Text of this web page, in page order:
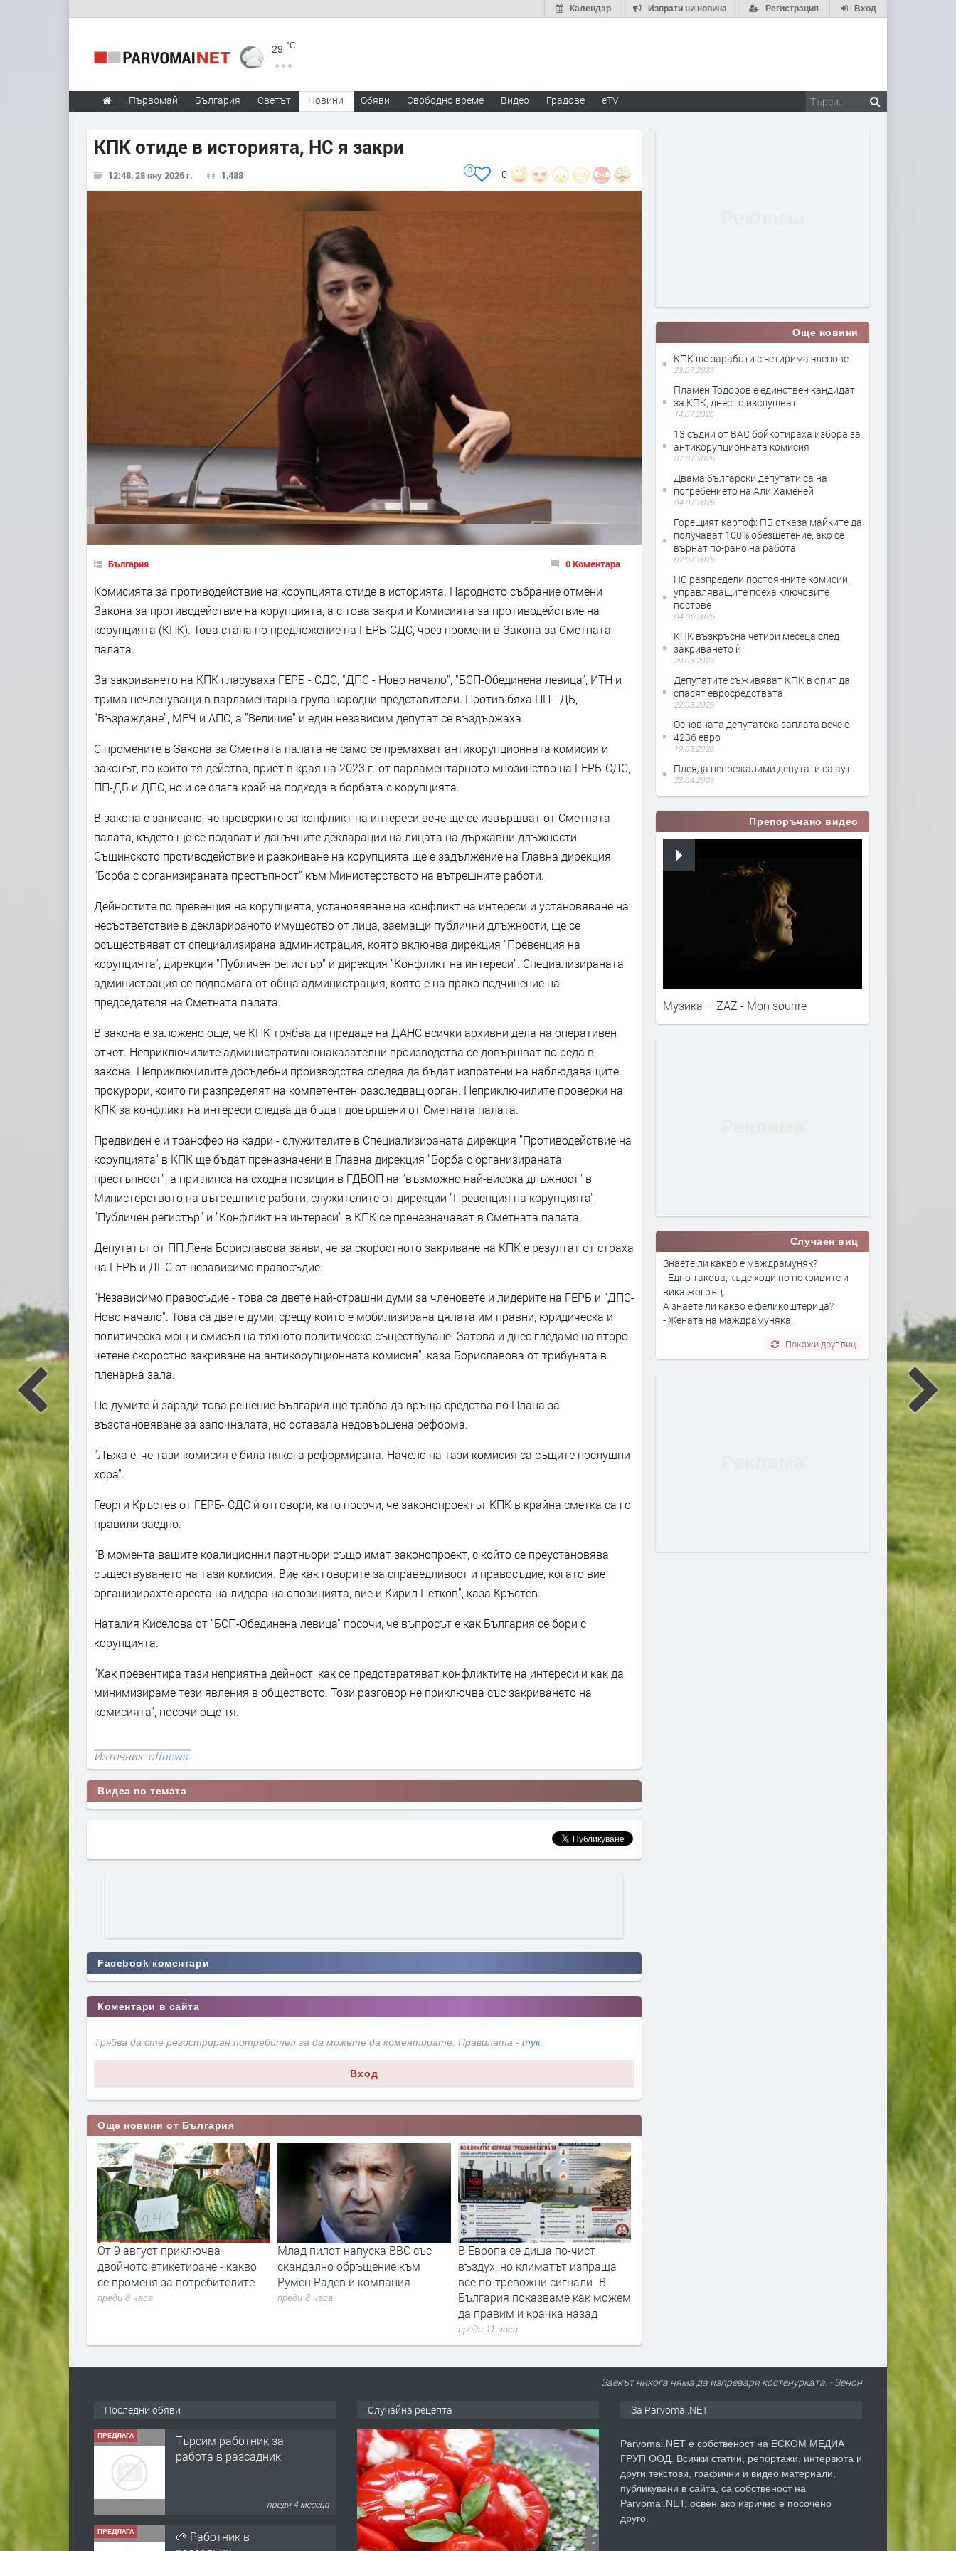
Вход
Регистрация
Изпрати ни новина
Календар
29 °C
Първомай България Светът Новини Обяви Свободно време Видео Градове eTV
КПК отиде в историята, НС я закри
12:48, 28 яну 2026 г. 1,488 0
0
България 0 Коментара
Комисията за противодействие на корупцията отиде в историята. Народното събрание отмени
Закона за противодействие на корупцията, а с това закри и Комисията за противодействие на
корупцията (КПК). Това стана по предложение на ГЕРБ-СДС, чрез промени в Закона за Сметната
палата.
За закриването на КПК гласуваха ГЕРБ - СДС, "ДПС - Ново начало", "БСП-Обединена левица", ИТН и
трима нечленуващи в парламентарна група народни представители. Против бяха ПП - ДБ,
"Възраждане", МЕЧ и АПС, а "Величие" и един независим депутат се въздържаха.
С промените в Закона за Сметната палата не само се премахват антикорупционната комисия и
законът, по който тя действа, приет в края на 2023 г. от парламентарното мнозинство на ГЕРБ-СДС,
ПП-ДБ и ДПС, но и се слага край на подхода в борбата с корупцията.
В закона е записано, че проверките за конфликт на интереси вече ще се извършват от Сметната
палата, където ще се подават и данъчните декларации на лицата на държавни длъжности.
Същинското противодействие и разкриване на корупцията ще е задължение на Главна дирекция
"Борба с организираната престъпност" към Министерството на вътрешните работи.
Дейностите по превенция на корупцията, установяване на конфликт на интереси и установяване на
несъответствие в декларираното имущество от лица, заемащи публични длъжности, ще се
осъществяват от специализирана администрация, която включва дирекция "Превенция на
корупцията", дирекция "Публичен регистър" и дирекция "Конфликт на интереси". Специализираната
администрация се подпомага от обща администрация, която е на пряко подчинение на
председателя на Сметната палата.
В закона е заложено още, че КПК трябва да предаде на ДАНС всички архивни дела на оперативен
отчет. Неприключилите административнонаказателни производства се довършват по реда в
закона. Неприключилите досъдебни производства следва да бъдат изпратени на наблюдаващите
прокурори, които ги разпределят на компетентен разследващ орган. Неприключилите проверки на
КПК за конфликт на интереси следва да бъдат довършени от Сметната палата.
Предвиден е и трансфер на кадри - служителите в Специализираната дирекция "Противодействие на
корупцията" в КПК ще бъдат преназначени в Главна дирекция "Борба с организираната
престъпност", а при липса на сходна позиция в ГДБОП на "възможно най-висока длъжност" в
Министерството на вътрешните работи; служителите от дирекции "Превенция на корупцията",
"Публичен регистър" и "Конфликт на интереси" в КПК се преназначават в Сметната палата.
Депутатът от ПП Лена Бориславова заяви, че за скоростното закриване на КПК е резултат от страха
на ГЕРБ и ДПС от независимо правосъдие.
"Независимо правосъдие - това са двете най-страшни думи за членовете и лидерите на ГЕРБ и "ДПС-
Ново начало". Това са двете думи, срещу които е мобилизирана цялата им правни, юридическа и
политическа мощ и смисъл на тяхното политическо съществуване. Затова и днес гледаме на второ
четене скоростно закриване на антикорупционната комисия", каза Бориславова от трибуната в
пленарна зала.
По думите ѝ заради това решение България ще трябва да връща средства по Плана за
възстановяване за започналата, но оставала недовършена реформа.
"Лъжа е, че тази комисия е била някога реформирана. Начело на тази комисия са същите послушни
хора".
Георги Кръстев от ГЕРБ- СДС ѝ отговори, като посочи, че законопроектът КПК в крайна сметка са го
правили заедно.
"В момента вашите коалиционни партньори също имат законопроект, с който се преустановява
съществуването на тази комисия. Вие как говорите за справедливост и правосъдие, когато вие
организирахте ареста на лидера на опозицията, вие и Кирил Петков", каза Кръстев.
Наталия Киселова от "БСП-Обединена левица" посочи, че въпросът е как България се бори с
корупцията.
"Как превентира тази неприятна дейност, как се предотвратяват конфликтите на интереси и как да
минимизираме тези явления в обществото. Този разговор не приключва със закриването на
комисията", посочи още тя.
Източник:offnews
Видеа по темата
Facebook коментари
Коментари в сайта
Трябва да сте регистриран потребител за да можете да коментирате. Правилата - тук.
Вход
Още новини от България
ще провeрява
на
От 9 август приключва
двойното етикетиране - какво
се променя за потребителите
преди 8 часа
Млад пилот напуска ВВС със
скандално обръщение към
Румен Радев и компания
преди 8 часа
В Европа се диша по-чист
въздух, но климатът изпраща
все по-тревожни сигнали- В
България показваме как можем
да правим и крачка назад
преди 11 часа
Първите бели щъркели
Още новини
КПК ще заработи с четирима членове
23.07.2026
Пламен Тодоров е единствен кандидат
за КПК, днес го изслушват
14.07.2026
13 съдии от ВАС бойкотираха избора за
антикорупционната комисия
07.07.2026
Двама български депутати са на
погребението на Али Хаменей
04.07.2026
Горещият картоф: ПБ отказа майките да
получават 100% обезщетение, ако се
върнат по-рано на работа
02.07.2026
НС разпредели постоянните комисии,
управляващите поеха ключовите
постове
04.06.2026
КПК възкръсна четири месеца след
закриването ѝ
29.05.2026
Депутатите съживяват КПК в опит да
спасят евросредствата
22.05.2026
Основната депутатска заплата вече е
4236 евро
19.05.2026
Плеяда непрежалими депутати са аут
22.04.2026
Препоръчано видео
Музика – ZAZ - Mon sourire
Случаен виц
Знаете ли какво е маждрамуняк?
- Едно такова, къде ходи по покривите и
вика жогръц.
А знаете ли какво е феликоштерица?
- Жената на маждрамуняка.
Покажи друг виц
Заекът никога няма да изпревари костенурката. - Зенон
Последни обяви
ПРЕДЛАГА
Търсим работник за
работа в разсадник
преди 4 месеца
ПРЕДЛАГА
🌱 Работник в
Случайна рецепта За Parvomai.NET
Parvomai.NET е собственост на ЕСКОМ МЕДИА
ГРУП ООД. Всички статии, репортажи, интервюта и
други текстови, графични и видео материали,
публикувани в сайта, са собственост на
Parvomai.NET, освен ако изрично е посочено
друго.